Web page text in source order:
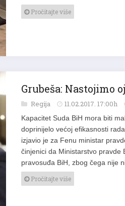
Pročitajte više
Grubeša: Nastojimo
Regija 11.02.2017. 17:00h
Kapacitet Suda BiH mora biti
doprinijelo većoj efikasnosti
izjavio je za Fenu ministar
činjenici da Ministarstvo pravde
pravosuđa BiH, zbog čega nije
Pročitajte više